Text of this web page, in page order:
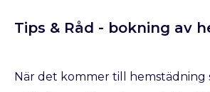
Tips & Råd - bokning av
När det kommer till hemstädning